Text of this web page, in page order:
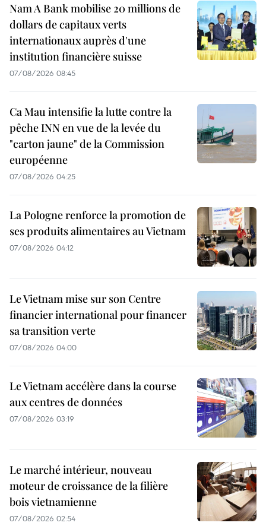
Nam A Bank mobilise 20 millions de
dollars de capitaux verts
internationaux auprès d'une
institution financière suisse
07/08/2026 08:45
Ca Mau intensifie la lutte contre la
pêche INN en vue de la levée du
"carton jaune" de la Commission
européenne
07/08/2026 04:25
La Pologne renforce la promotion de
ses produits alimentaires au Vietnam
07/08/2026 04:12
Le Vietnam mise sur son Centre
financier international pour financer
sa transition verte
07/08/2026 04:00
Le Vietnam accélère dans la course
aux centres de données
07/08/2026 03:19
Le marché intérieur, nouveau
moteur de croissance de la filière
bois vietnamienne
07/08/2026 02:54